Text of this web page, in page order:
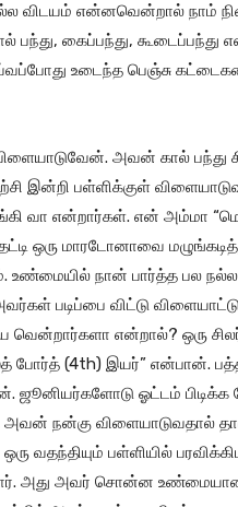
நல்ல விடயம் என்னவென்றால் நாம்
பந்து, கைப்பந்து, கூடைப்பந்து
உடைந்த பெஞ்சு
அவன் கால் பந்து
இன்றி பள்ளிக்குள்
வா என்றார்கள். என் அம்மா
ஒரு மாரடோனாவை
உண்மையில் நான் பார்த்த பல
படிப்பை விட்டு
வென்றார்களா என்றால்? ஒரு
போர்த் (4th) இயர்” என்பான்.
ஜூனியர்களோடு ஓட்டம்
நன்கு விளையாடுவதால்
வதந்தியும் பள்ளியில்
அது அவர் சொன்ன உண்மையான